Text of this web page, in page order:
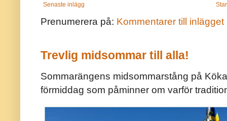
Senaste inlägg
Prenumerera på: Kommentarer till inlägget
Trevlig midsommar till alla!
Sommarängens midsommarstång på
förmiddag som påminner om varför